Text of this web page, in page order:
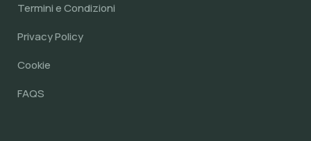
Termini e Condizioni
Privacy Policy
Cookie
FAQS